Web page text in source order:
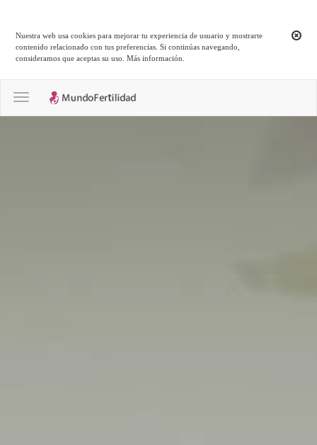
Nuestra web usa cookies para mejorar tu experiencia de usuario y mostrarte
contenido relacionado con tus preferencias. Si continúas navegando,
consideramos que aceptas su uso.Más información
Toggle navigation